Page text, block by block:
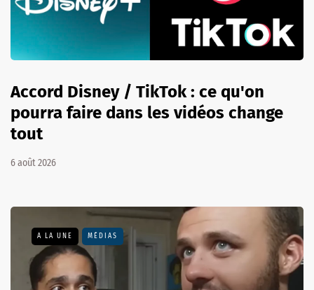
Accord Disney / TikTok : ce qu'on
pourra faire dans les vidéos change
tout
6 août 2026
A LA UNE MÉDIAS